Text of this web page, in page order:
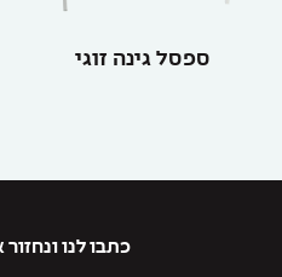
ספסל גינה זוגי
כתבו לנו